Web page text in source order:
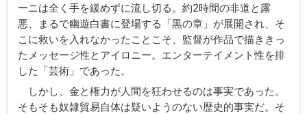
ーニは全く手を緩めずに流し切る。約2時間の非道と露
悪、まるで幽遊白書に登場する「黒の章」が展開され、そ
こに救いを入れなかったことこそ、監督が作品で描ききっ
たメッセージ性とアイロニー。エンターテイメント性を排
した「芸術」であった。
しかし、金と権力が人間を狂わせるのは事実であった。
そもそも奴隷貿易自体は疑いようのない歴史的事実だ。そ